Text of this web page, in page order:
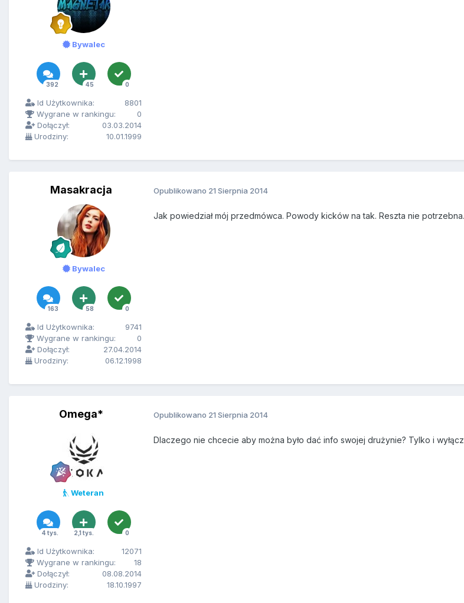
Bywalec
392 45 0
Id Użytkownika:
8801
Wygrane w rankingu:
0
Dołączył:
03.03.2014
Urodziny:
10.01.1999
Masakracja
Bywalec
163 58 0
Id Użytkownika:
9741
Wygrane w rankingu:
0
Dołączył:
27.04.2014
Urodziny:
06.12.1998
Opublikowano 21 Sierpnia 2014
Jak powiedział mój przedmówca. Powody kicków na tak. Reszta nie
Omega*
Weteran
4 tys. 2,1 tys. 0
Id Użytkownika:
12071
Wygrane w rankingu:
18
Dołączył:
08.08.2014
Urodziny:
18.10.1997
Opublikowano 21 Sierpnia 2014
Dlaczego nie chcecie aby można było dać info swojej drużynie? Tylko i